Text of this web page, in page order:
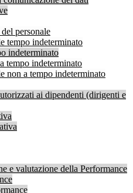
personale
tempo indeterminato
indeterminato
tempo indeterminato
non a tempo indeterminato
ai dipendenti (dirigenti e
e valutazione della Performance